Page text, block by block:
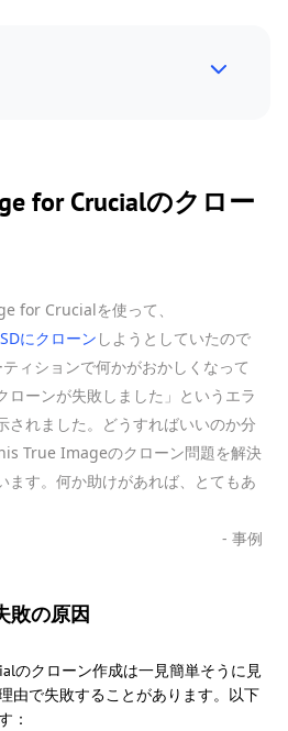
for Crucialのクロー
for Crucialを使って、
にクローン しようとしていたので
ィションで何かがおかしくなって
ローンが失敗しました」というエラ
されました。どうすればいいのか分
True Imageのクローン問題を解決
ます。何か助けがあれば、とてもあ
- 事例
敗の原因
のクローン作成は一見簡単そうに見
由で失敗することがあります。以下
：